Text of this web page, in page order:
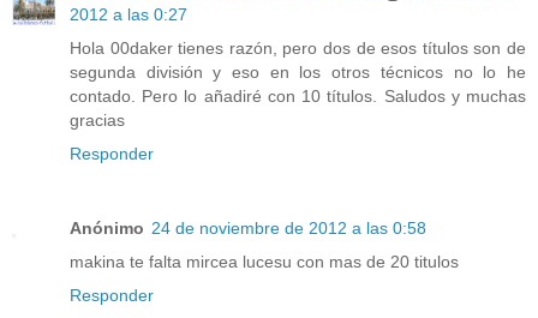
2012 a las 0:27
Hola 00daker tienes razón, pero dos de esos títulos son de
segunda división y eso en los otros técnicos no lo he
contado. Pero lo añadiré con 10 títulos. Saludos y muchas
gracias
Responder
Anónimo 24 de noviembre de 2012 a las 0:58
makina te falta mircea lucesu con mas de 20 titulos
Responder